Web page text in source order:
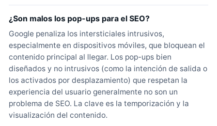
¿Son malos los pop-ups para el SEO?
Google penaliza los intersticiales intrusivos,
especialmente en dispositivos móviles, que bloquean el
contenido principal al llegar. Los pop-ups bien
diseñados y no intrusivos (como la intención de salida o
los activados por desplazamiento) que respetan la
experiencia del usuario generalmente no son un
problema de SEO. La clave es la temporización y la
visualización del contenido.